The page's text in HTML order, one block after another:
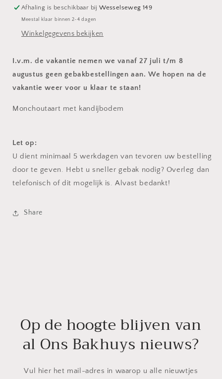
Afhaling is beschikbaar bijWesselseweg 149
Meestal klaar binnen 2-4 dagen
Winkelgegevens bekijken
I.v.m. de vakantie nemen we vanaf 27 juli t/m 8
augustus geen gebakbestellingen aan. We hopen na de
vakantie weer voor u klaar te staan!
Monchoutaart met kandijbodem
Let op:
U dient minimaal 5 werkdagen van tevoren uw bestelling
door te geven. Hebt u sneller gebak nodig? Overleg dan
telefonisch of dit mogelijk is. Alvast bedankt!
Share
Op de hoogte blijven van
al Ons Bakhuys nieuws?
Vul hier het mail-adres in waarop u alle nieuwtjes